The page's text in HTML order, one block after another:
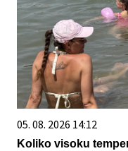
05. 08. 2026 14:12
Koliko visoku